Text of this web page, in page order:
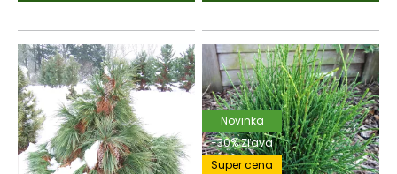
Novinka
-30% Zľava
Super cena